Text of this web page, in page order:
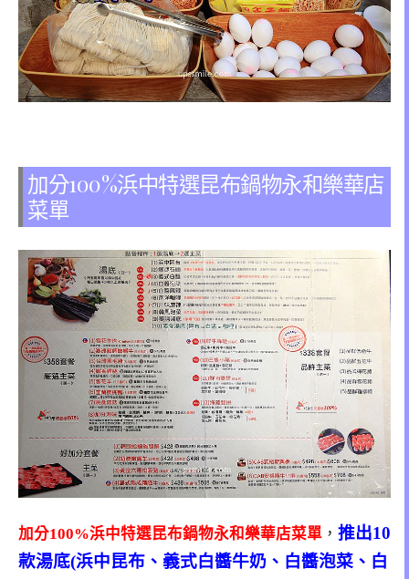
加分100%浜中特選昆布鍋物永和樂華店
菜單
加分100%浜中特選昆布鍋物永和樂華店菜單 ， 推出10
款湯底(浜中昆布、義式白醬牛奶、白醬泡菜、白